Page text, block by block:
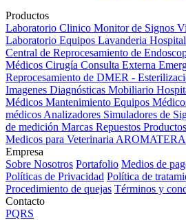
Productos
Laboratorio Clinico Monitor de Signos
Laboratorio Equipos Lavanderia
Central de Reprocesamiento de
Médicos Cirugía Consulta Externa
Reprocesamiento de DMER -
Imagenes Diagnósticas Mobiliario
Médicos Mantenimiento Equipos
médicos Analizadores Simuladores de
de medición Marcas Repuestos
Medicos para Veterinaria
Empresa
Sobre Nosotros Portafolio Medios de
Políticas de Privacidad Política de
Procedimiento de quejas Términos y
Contacto
PQRS